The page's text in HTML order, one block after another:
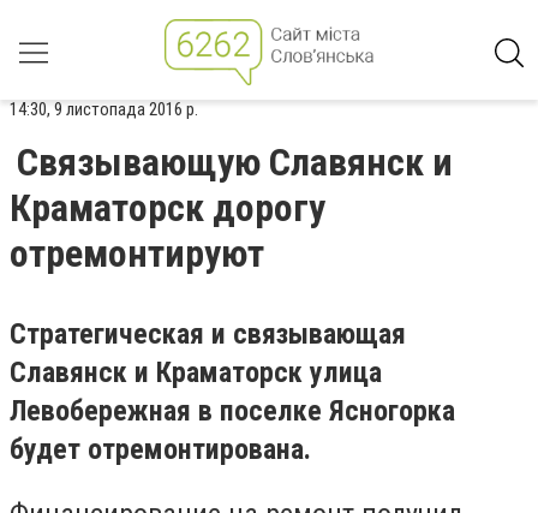
14:30, 9 листопада 2016 р.
Связывающую Славянск и
Краматорск дорогу
отремонтируют
Стратегическая и связывающая
Славянск и Краматорск улица
Левобережная в поселке Ясногорка
будет отремонтирована.